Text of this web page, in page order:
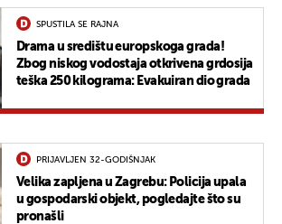
SPUSTILA SE RAJNA
Drama u središtu europskoga grada!
Zbog niskog vodostaja otkrivena grdosija
teška 250 kilograma: Evakuiran dio grada
PRIJAVLJEN 32-GODIŠNJAK
Velika zapljena u Zagrebu: Policija upala
u gospodarski objekt, pogledajte što su
pronašli